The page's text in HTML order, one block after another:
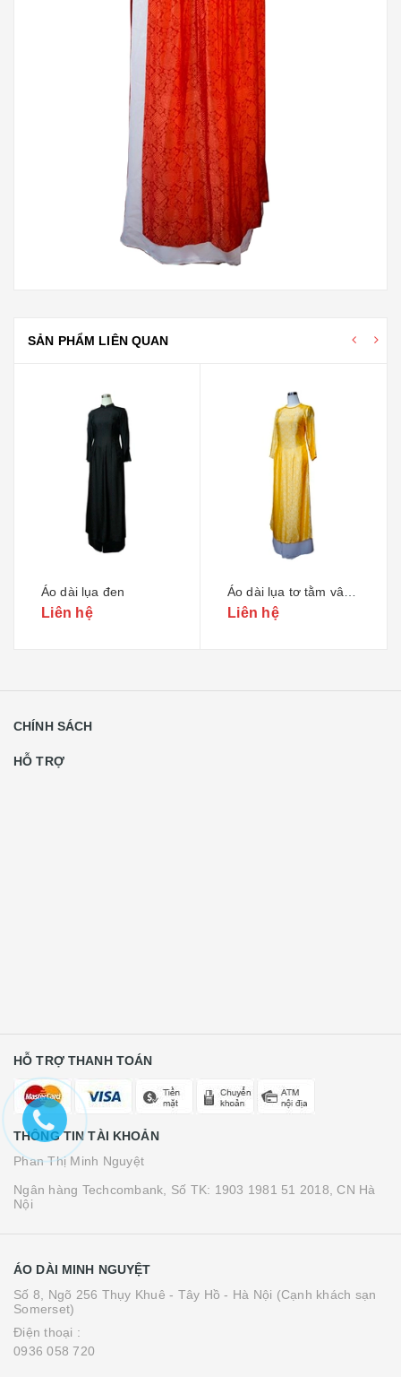
SẢN PHẨM LIÊN QUAN
Áo dài lụa đen
Liên hệ
Áo dài lụa tơ tằm vân hoa cúc vàng
Liên hệ
CHÍNH SÁCH
HỖ TRỢ
HỖ TRỢ THANH TOÁN
THÔNG TIN TÀI KHOẢN
Phan Thị Minh Nguyệt
Ngân hàng Techcombank, Số TK: 1903 1981 51 2018, CN Hà
Nội
ÁO DÀI MINH NGUYỆT
Số 8, Ngõ 256 Thụy Khuê - Tây Hồ - Hà Nội (Cạnh khách sạn
Somerset)
Điện thoại :
0936 058 720